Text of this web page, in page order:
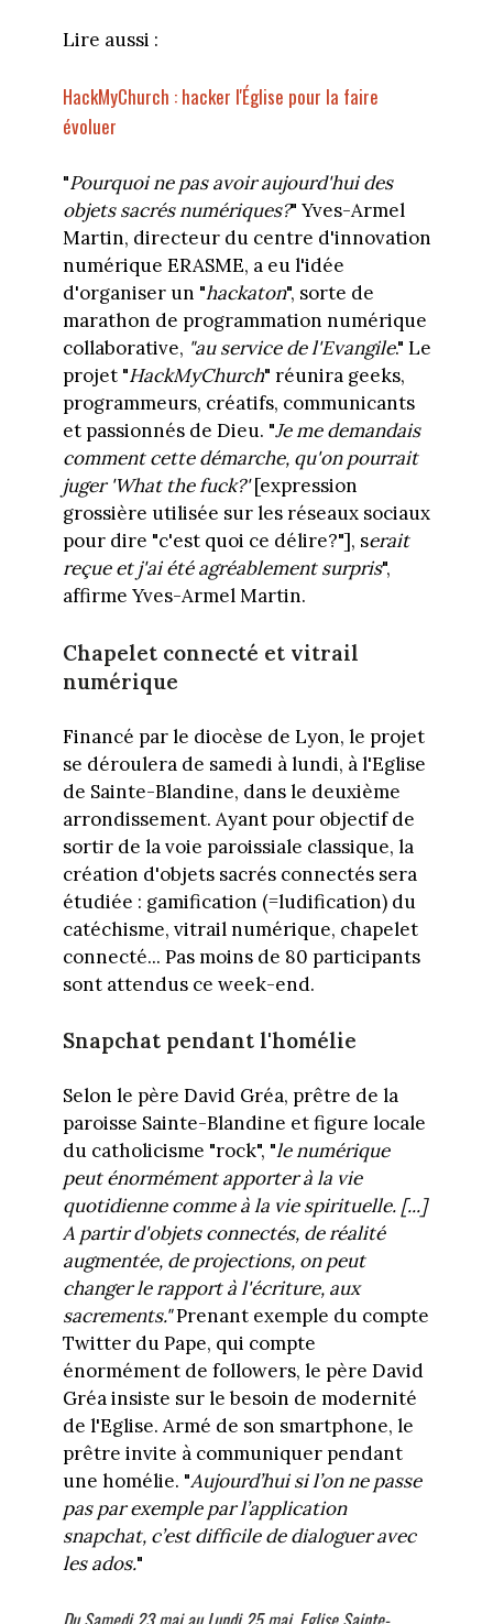
Lire aussi :
HackMyChurch : hacker l'Église pour la faire
évoluer
"Pourquoi ne pas avoir aujourd'hui des
objets sacrés numériques?" Yves-Armel
Martin, directeur du centre d'innovation
numérique ERASME, a eu l'idée
d'organiser un "hackaton", sorte de
marathon de programmation numérique
collaborative, "au service de l'Evangile." Le
projet "HackMyChurch" réunira geeks,
programmeurs, créatifs, communicants
et passionnés de Dieu. "Je me demandais
comment cette démarche, qu'on pourrait
juger 'What the fuck?'[expression
grossière utilisée sur les réseaux sociaux
pour dire "c'est quoi ce délire?"], serait
reçue et j'ai été agréablement surpris",
affirme Yves-Armel Martin.
Chapelet connecté et vitrail
numérique
Financé par le diocèse de Lyon, le projet
se déroulera de samedi à lundi, à l'Eglise
de Sainte-Blandine, dans le deuxième
arrondissement. Ayant pour objectif de
sortir de la voie paroissiale classique, la
création d'objets sacrés connectés sera
étudiée : gamification (=ludification) du
catéchisme, vitrail numérique, chapelet
connecté... Pas moins de 80 participants
sont attendus ce week-end.
Snapchat pendant l'homélie
Selon le père David Gréa, prêtre de la
paroisse Sainte-Blandine et figure locale
du catholicisme "rock", "le numérique
peut énormément apporter à la vie
quotidienne comme à la vie spirituelle. [...]
Apartir d'objets connectés, de réalité
augmentée, de projections, on peut
changer le rapport à l'écriture, aux
sacrements."Prenant exemple du compte
Twitter du Pape, qui compte
énormément de followers, le père David
Gréa insiste sur le besoin de modernité
de l'Eglise. Armé de son smartphone, le
prêtre invite à communiquer pendant
une homélie. "Aujourd’hui si l’on ne passe
pas par exemple par l’application
snapchat, c’est difficile de dialoguer avec
les ados."